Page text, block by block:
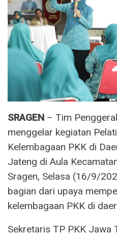
SRAGEN – Tim
menggelar kegiatan
Kelembagaan PKK di
Jateng di Aula
Sragen, Selasa (16/9/
bagian dari upaya
kelembagaan PKK di
Sekretaris TP PKK Jawa